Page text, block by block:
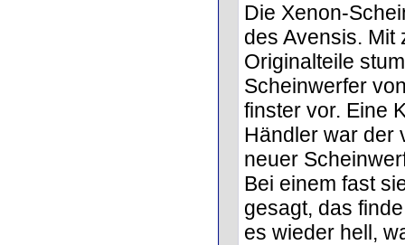
Die Xenon-
des Avensis. Mit
Originalteile
Scheinwerfer
finster vor. Eine
Händler war der
neuer
Bei einem fast
gesagt, das
es wieder hell,